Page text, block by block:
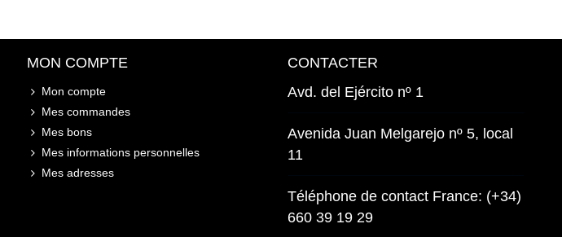
MON COMPTE
Mon compte
Mes commandes
Mes bons
Mes informations personnelles
Mes adresses
CONTACTER
Avd. del Ejército nº 1
Avenida Juan Melgarejo nº 5, local
11
Téléphone de contact France: (+34)
660 39 19 29